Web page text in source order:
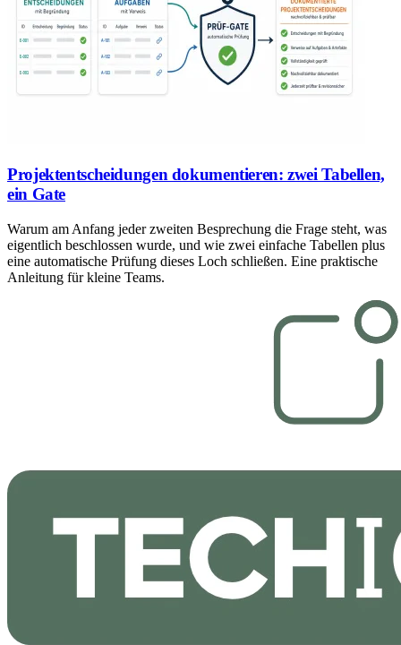
Projektentscheidungen dokumentieren: zwei Tabellen,
ein Gate
Warum am Anfang jeder zweiten Besprechung die Frage steht, was
eigentlich beschlossen wurde, und wie zwei einfache Tabellen plus
eine automatische Prüfung dieses Loch schließen. Eine praktische
Anleitung für kleine Teams.